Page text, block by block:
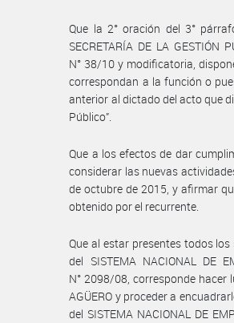
Que la 2° oración del 3°
SECRETARÍA DE LA GESTIÓN
N° 38/10 y modificatoria,
correspondan a la función o
anterior al dictado del acto que
Público”.
Que a los efectos de dar
considerar las nuevas
de octubre de 2015, y afirmar
obtenido por el recurrente.
Que al estar presentes todos
del SISTEMA NACIONAL DE
N° 2098/08, corresponde
AGÜERO y proceder a
del SISTEMA NACIONAL DE